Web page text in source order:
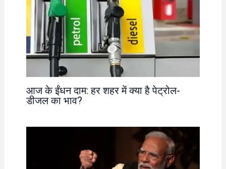
आज के ईंधन दाम: हर शहर में क्या है पेट्रोल-
डीजल का भाव?